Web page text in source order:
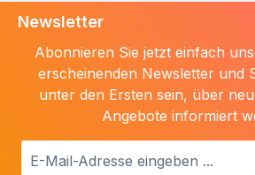
Newsletter
Abonnieren Sie jetzt einfach
erscheinenden Newsletter und
unter den Ersten sein, über
Angebote informiert
E-